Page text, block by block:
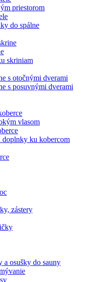
priestorom
do spálne
skriniam
s otočnými dverami
s posuvnými dverami
vlasom
doplnky ku kobercom
zástery
a osušky do sauny